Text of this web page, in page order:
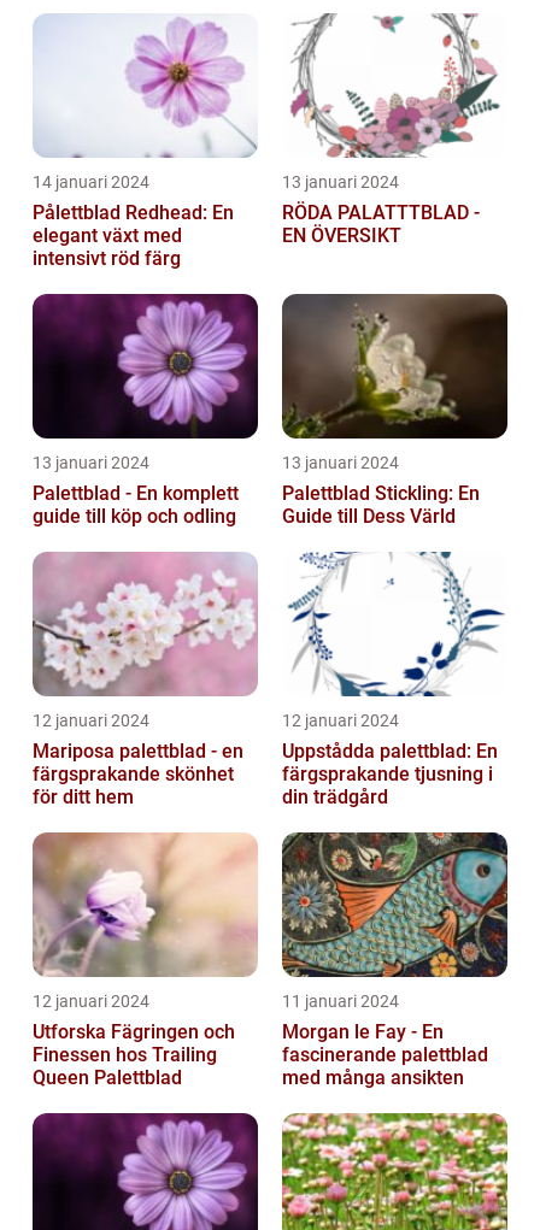
14 januari 2024
Pålettblad Redhead: En
elegant växt med
intensivt röd färg
13 januari 2024
RÖDA PALATTTBLAD -
EN ÖVERSIKT
13 januari 2024
Palettblad - En komplett
guide till köp och odling
13 januari 2024
Palettblad Stickling: En
Guide till Dess Värld
12 januari 2024
Mariposa palettblad - en
färgsprakande skönhet
för ditt hem
12 januari 2024
Uppstådda palettblad: En
färgsprakande tjusning i
din trädgård
12 januari 2024
Utforska Fägringen och
Finessen hos Trailing
Queen Palettblad
11 januari 2024
Morgan le Fay - En
fascinerande palettblad
med många ansikten